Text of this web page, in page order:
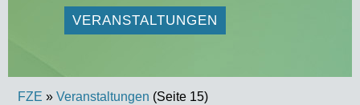
VERANSTALTUNGEN
FZE » Veranstaltungen (Seite 15)